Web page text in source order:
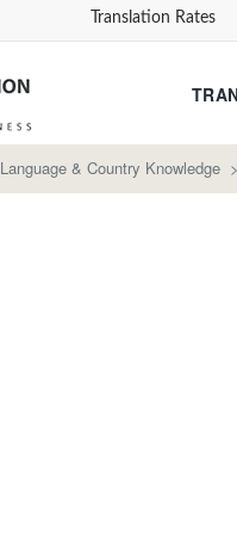
Translation Rates
Language & Country Knowledge >